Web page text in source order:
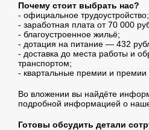
Почему стоит выбрать нас?
- официальное трудоустройство;
- заработная плата от 70 000
- благоустроенное жильё;
- дотация на питание — 432
- доставка до места работы и
транспортом;
- квартальные премии и премии
Во вложении вы найдёте
подробной информацией о
Готовы обсудить детали